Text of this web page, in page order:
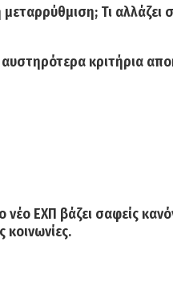
μεταρρύθμιση; Τι
κριτήρια
νέο ΕΧΠ βάζει σαφείς